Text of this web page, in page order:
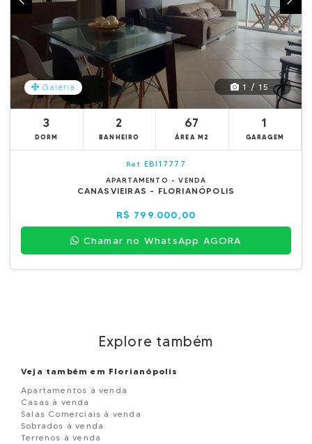
Galeria 1 / 15
3
DORM
2
BANHEIRO
67
ÁREA M2
1
GARAGEM
Ref. EBI17777
APARTAMENTO - VENDA
CANASVIEIRAS - FLORIANÓPOLIS
R$ 799.000,00
Chamar no WhatsApp AGORA
Explore também
Veja também em Florianópolis
Apartamentos à venda
Casas à venda
Salas Comerciais à venda
Sobrados à venda
Terrenos à venda